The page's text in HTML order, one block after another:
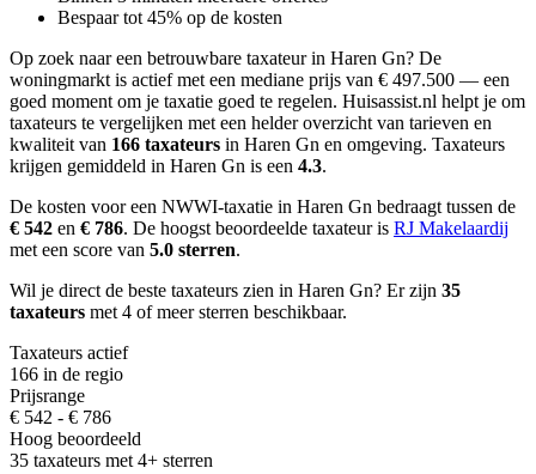
Bespaar tot 45% op de kosten
Op zoek naar een betrouwbare taxateur in Haren Gn? De
woningmarkt is actief met een mediane prijs van € 497.500 — een
goed moment om je taxatie goed te regelen. Huisassist.nl helpt je om
taxateurs te vergelijken met een helder overzicht van tarieven en
kwaliteit van 166 taxateurs in Haren Gn en omgeving. Taxateurs
krijgen gemiddeld in Haren Gn is een 4.3.
De kosten voor een NWWI-taxatie in Haren Gn bedraagt tussen de
€ 542 en € 786. De hoogst beoordeelde taxateur is RJ Makelaardij
met een score van 5.0 sterren.
Wil je direct de beste taxateurs zien in Haren Gn? Er zijn 35
taxateurs met 4 of meer sterren beschikbaar.
Taxateurs actief
166 in de regio
Prijsrange
€ 542 - € 786
Hoog beoordeeld
35 taxateurs met 4+ sterren